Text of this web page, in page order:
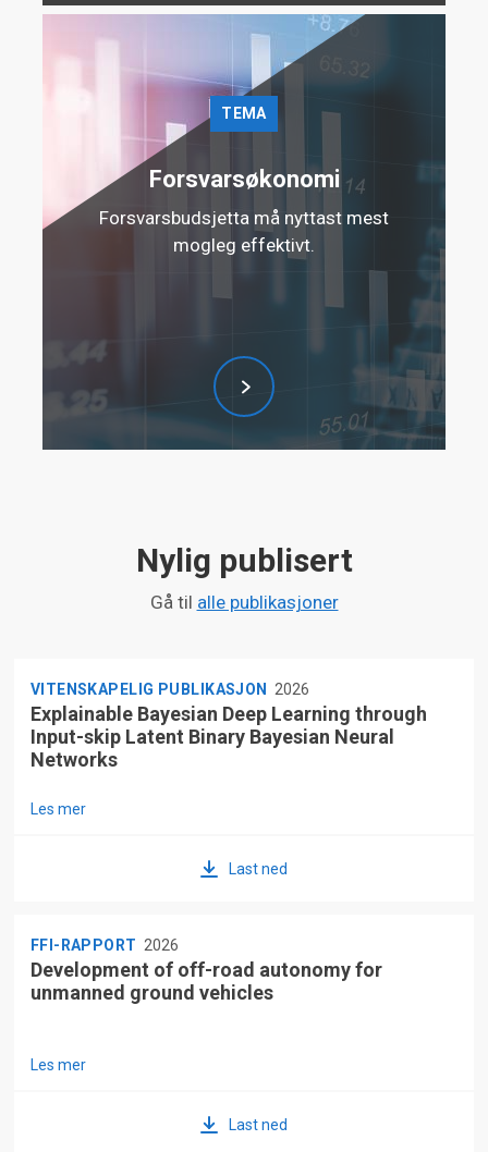
TEMA
Forsvarsøkonomi
Forsvarsbudsjetta må nyttast mest
mogleg effektivt.
Nylig publisert
Gå til alle publikasjoner
VITENSKAPELIG PUBLIKASJON 2026
Explainable Bayesian Deep Learning through
Input-skip Latent Binary Bayesian Neural
Networks
Les mer
Last ned
FFI-RAPPORT 2026
Development of off-road autonomy for
unmanned ground vehicles
Les mer
Last ned